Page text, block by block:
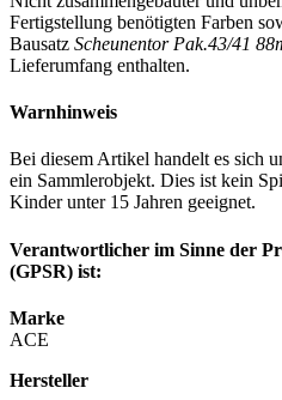
Fertigstellung benötigten Farben
Bausatz Scheunentor Pak.43/41
Lieferumfang enthalten.
Warnhinweis
Bei diesem Artikel handelt es sich
ein Sammlerobjekt. Dies ist kein
Kinder unter 15 Jahren geeignet.
Verantwortlicher im Sinne der
(GPSR) ist:
Marke
ACE
Hersteller